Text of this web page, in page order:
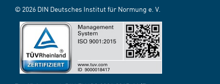
© 2026 DIN Deutsches Institut für Normung e. V.